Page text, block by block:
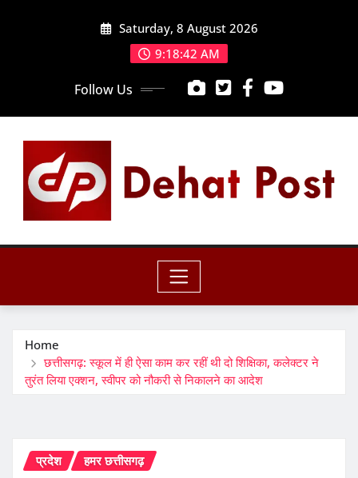
Saturday, 8 August 2026
9:18:43 AM
Follow Us
Home
छत्तीसगढ़: स्कूल में ही ऐसा काम कर रहीं थी दो शिक्षिका, कलेक्टर ने
तुरंत लिया एक्शन, स्वीपर को नौकरी से निकालने का आदेश
प्रदेश हमर छत्तीसगढ़